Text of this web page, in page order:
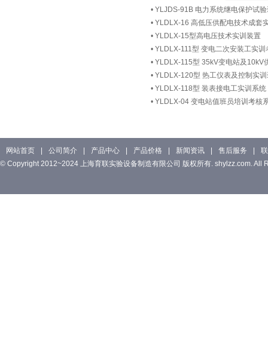
• YLJDS-91B 电力系统继电保护试
• YLDLX-16 高低压供配电技术成套
• YLDLX-15型高电压技术实训装置
• YLDLX-111型 变电二次安装工实训
• YLDLX-115型 35kV变电站及10kV
• YLDLX-120型 热工仪表及控制实
• YLDLX-118型 装表接电工实训系统
• YLDLX-04 变电站值班员培训考核
网站首页 公司简介 产品中心 产品价格 新闻资讯 售后服务
© Copyright 2012~2024 上海育联实验设备制造有限公司 版权所有. shylzz.com. All